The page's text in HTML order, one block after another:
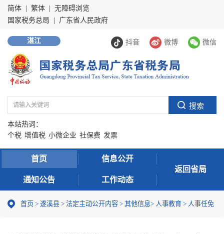
简体 繁体
无障碍浏览
国家税务总局
广东省人民政府
抖音 微博 微信
湛江
本站热词：
个税 增值税 小微企业 社保费 发票
首页 信息公开
通知公告 工作动态
返回省局
首页 > 遂溪县 > 法定主动公开内容 > 其他信息> 人事教育 > 人事任免